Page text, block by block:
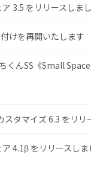
3.5 をリリースしま
けを再開いたします
くんSS《Small
タマイズ 6.3 をリリ
4.1β をリリースしま